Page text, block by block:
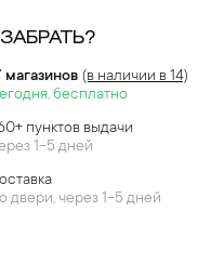
магазинов (в наличии в 14)
бесплатно
пунктов выдачи
1-5 дней
двери, через 1-5 дней